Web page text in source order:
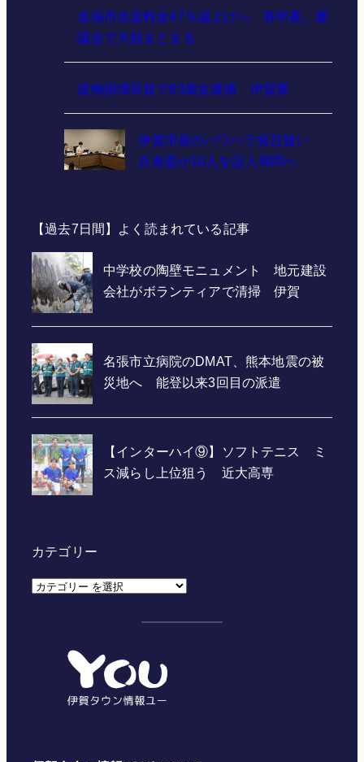
名張市水道料金47％値上げへ 答申案、審
議会で大筋まとまる
器物損壊容疑で83歳女逮捕 伊賀署
伊賀市長のパワハラ発言疑い
百条委が10人を証人尋問へ
【過去7日間】よく読まれている記事
カテゴリー
カ